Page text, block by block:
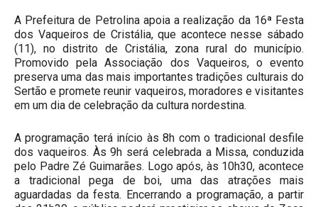
A Prefeitura de Petrolina apoia a realização da 16ª Festa
dos Vaqueiros de Cristália, que acontece nesse sábado
(11), no distrito de Cristália, zona rural do município.
Promovido pela Associação dos Vaqueiros, o evento
preserva uma das mais importantes tradições culturais do
Sertão e promete reunir vaqueiros, moradores e visitantes
em um dia de celebração da cultura nordestina.
A programação terá início às 8h com o tradicional desfile
dos vaqueiros. Às 9h será celebrada a Missa, conduzida
pelo Padre Zé Guimarães. Logo após, às 10h30, acontece
a tradicional pega de boi, uma das atrações mais
aguardadas da festa. Encerrando a programação, a partir